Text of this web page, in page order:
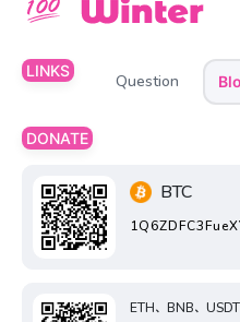
LINKS
Question
DONATE
BTC
ETH、BNB、USDT